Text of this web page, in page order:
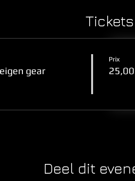
Tickets
gear
Prix
Deel dit